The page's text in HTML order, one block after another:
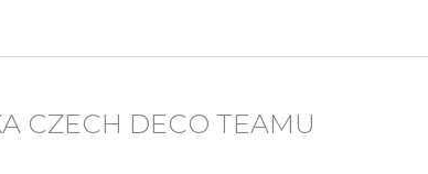
CZECH DECO TEAMU